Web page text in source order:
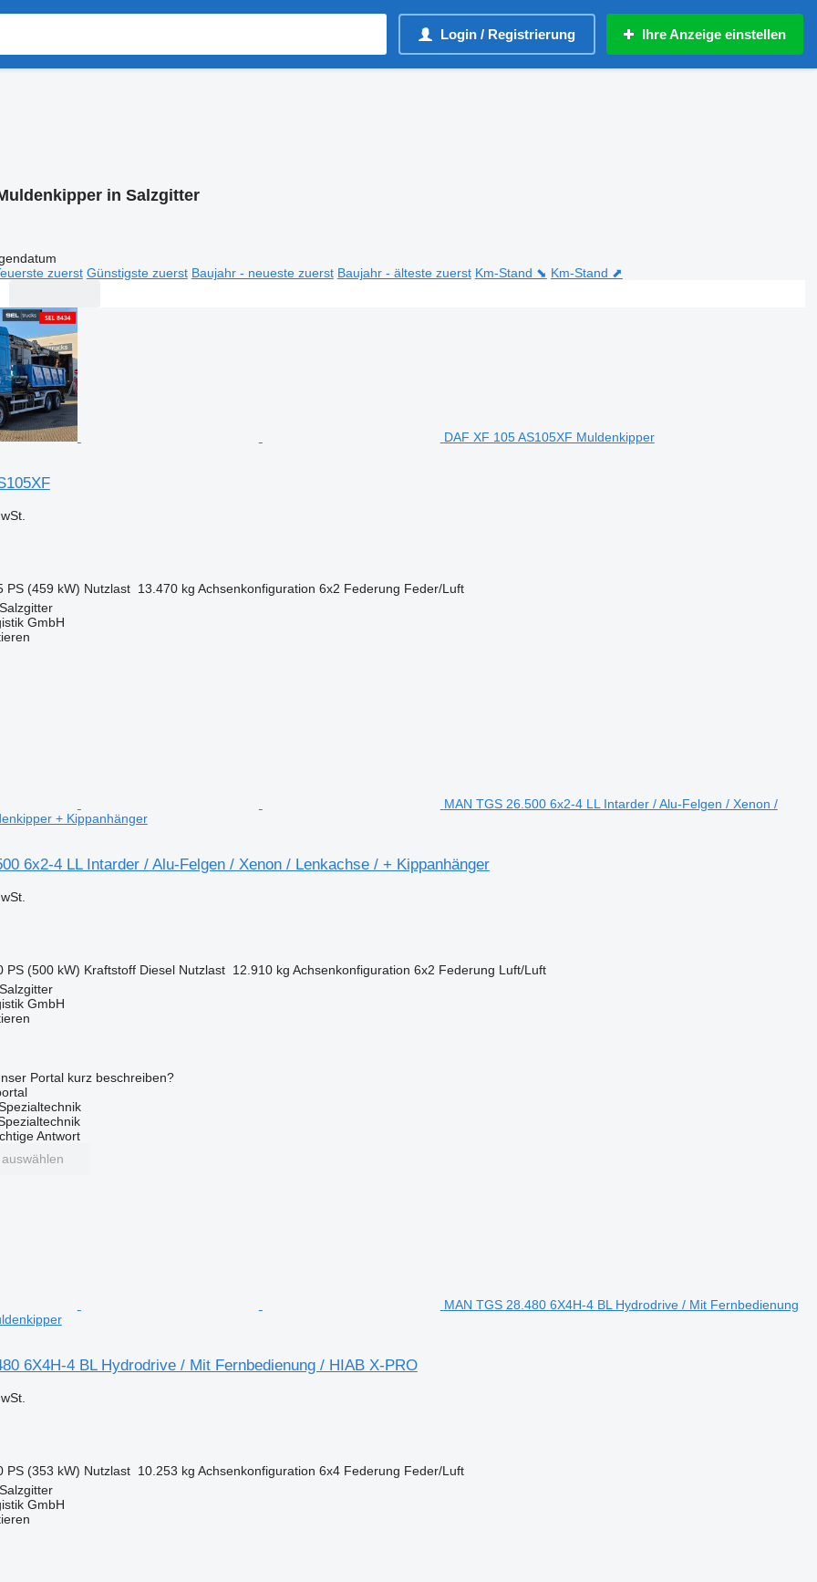
Login / Registrierung Ihre Anzeige einstellen
in Salzgitter
zuerst Günstigste zuerst Baujahr - neueste zuerst Baujahr - älteste zuerst Km-Stand ⬊ Km-Stand ⬈
DAF XF 105 AS105XF Muldenkipper
PS (459 kW) Nutzlast 13.470 kg Achsenkonfiguration 6x2 Federung Feder/Luft
GmbH
MAN TGS 26.500 6x2-4 LL Intarder / Alu-Felgen / Xenon /
+ Kippanhänger
6x2-4 LL Intarder / Alu-Felgen / Xenon / Lenkachse / + Kippanhänger
PS (500 kW) Kraftstoff Diesel Nutzlast 12.910 kg Achsenkonfiguration 6x2 Federung Luft/Luft
GmbH
Portal kurz beschreiben?
Antwort
MAN TGS 28.480 6X4H-4 BL Hydrodrive / Mit Fernbedienung
6X4H-4 BL Hydrodrive / Mit Fernbedienung / HIAB X-PRO
PS (353 kW) Nutzlast 10.253 kg Achsenkonfiguration 6x4 Federung Feder/Luft
GmbH